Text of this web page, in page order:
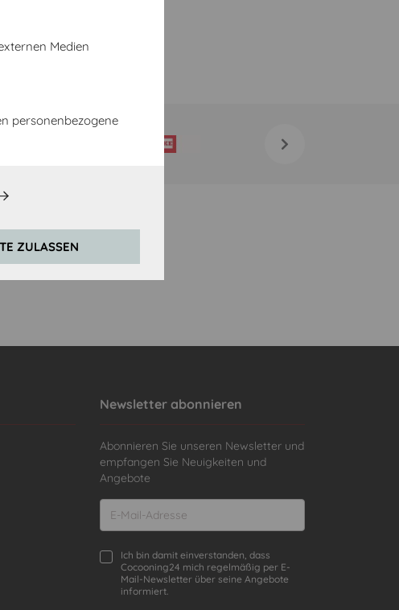
Medien
personenbezogene
ZULASSEN
Newsletter abonnieren
Abonnieren Sie unseren Newsletter und
empfangen Sie Neuigkeiten und
Angebote
Ich bin damit einverstanden, dass
Cocooning24 mich regelmäßig per E-
Mail-Newsletter über seine Angebote
informiert.